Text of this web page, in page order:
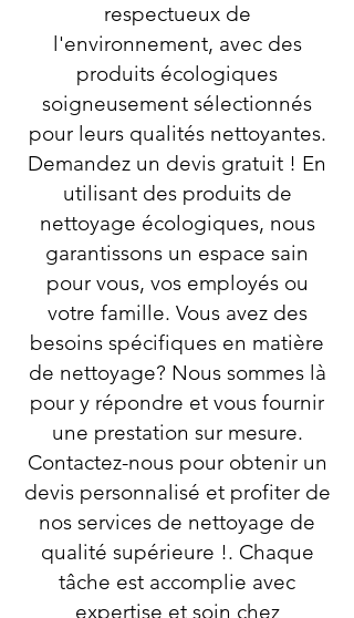
respectueux de
l'environnement, avec des
produits écologiques
soigneusement sélectionnés
pour leurs qualités nettoyantes.
Demandez un devis gratuit ! En
utilisant des produits de
nettoyage écologiques, nous
garantissons un espace sain
pour vous, vos employés ou
votre famille. Vous avez des
besoins spécifiques en matière
de nettoyage? Nous sommes là
pour y répondre et vous fournir
une prestation sur mesure.
Contactez-nous pour obtenir un
devis personnalisé et profiter de
nos services de nettoyage de
qualité supérieure !. Chaque
tâche est accomplie avec
expertise et soin chez